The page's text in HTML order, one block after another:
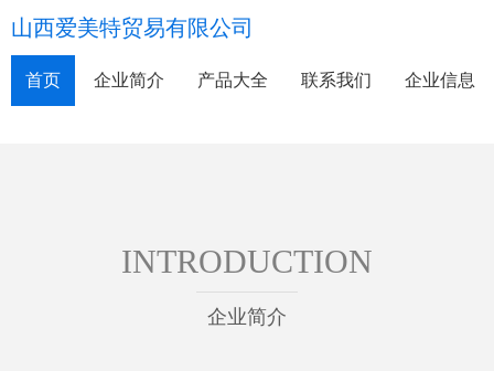
山西爱美特贸易有限公司
首页 企业简介 产品大全 联系我们 企业信息
INTRODUCTION
企业简介